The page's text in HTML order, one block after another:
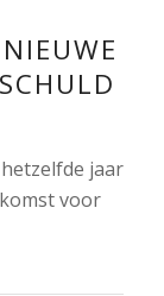
jaar
voor